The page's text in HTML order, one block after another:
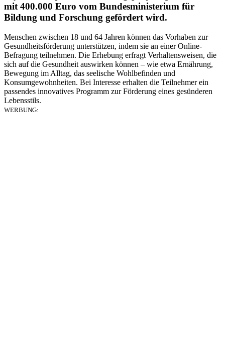
mit 400.000 Euro vom Bundesministerium für
Bildung und Forschung gefördert wird.
Menschen zwischen 18 und 64 Jahren können das Vorhaben zur
Gesundheitsförderung unterstützen, indem sie an einer Online-
Befragung teilnehmen. Die Erhebung erfragt Verhaltensweisen, die
sich auf die Gesundheit auswirken können – wie etwa Ernährung,
Bewegung im Alltag, das seelische Wohlbefinden und
Konsumgewohnheiten. Bei Interesse erhalten die Teilnehmer ein
passendes innovatives Programm zur Förderung eines gesünderen
Lebensstils.
WERBUNG: